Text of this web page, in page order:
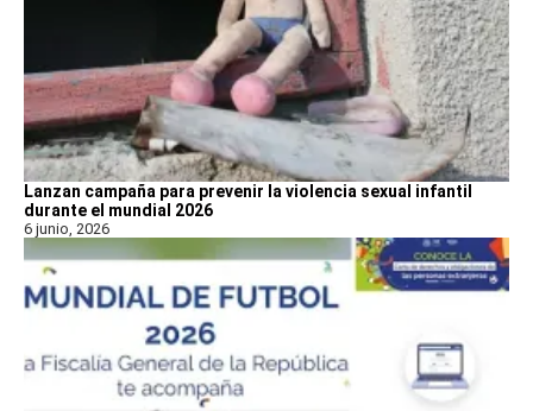
Lanzan campaña para prevenir la violencia sexual infantil
durante el mundial 2026
6 junio, 2026